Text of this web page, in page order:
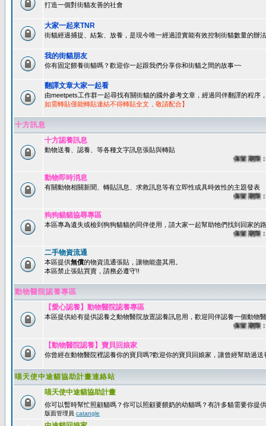
打造一個對街貓友善的社會
大家一起來TNR
街貓經過捕捉、結紮、放養，是現今唯一經過證實能有效控制街貓數量的辦
我的街貓朋友
你有固定餵養街貓嗎？歡迎你一起跟我們分享你和街貓之間的故事~~
翻譯文章大家一起看
由meetpets工作群一起尋找有關街貓的國外參考文章，經過同伴翻譯的程序
如需轉貼僅能轉貼連結不得轉貼全文，敬請配合】
十方訊息
十方認養訊息
動物送養、認養、等各種文字訊息張貼與轉貼
保留期限：60
動物即時消息
有關動物相關新聞、轉貼訊息、求救訊息等有立即性或具時效性的主題發表
保留期限：45
狗狗貓貓協尋專區
本區專為遺失或檢到狗狗貓貓的同伴使用，請大家一起幫助牠們找到回家的
保留期限：60
二手物資流通
本區提供無償的物資流通張貼，讓物能盡其用。
本區禁止張貼買賣，請務必遵守!!
動物醫院認養專區
【愛心認養】動物醫院認養專區
本區提供給有提供認養之動物醫院放置認養訊息用，歡迎同伴認養一個動物
保留期限：60
【動物醫院認養】寶貝回娘家
你曾經在動物醫院裡認養你的寶貝嗎?歡迎你的寶貝回娘家，讓曾經幫助過
喵天使中途貓協助計畫連絡站
喵天使中途貓協助計畫
你可以暫時幫忙照顧貓嗎？你可以照顧要餵奶的幼貓嗎？有許多貓需要你提
版面管理員 catangle